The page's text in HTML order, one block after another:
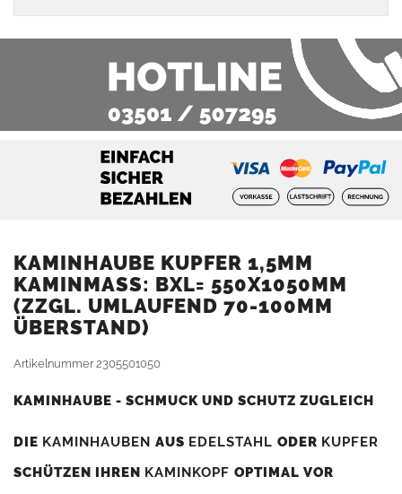
KAMINHAUBE KUPFER 1,5MM
KAMINMASS: BXL= 550X1050MM (
ZZGL. UMLAUFEND 70-100MM Ü
BERSTAND)
Artikelnummer2305501050
KAMINHAUBE - SCHMUCK UND SCHUTZ ZUGLEICH
DIE KAMINHAUBEN AUS EDELSTAHL ODER KUPFER
SCHÜTZEN IHREN KAMINKOPF OPTIMAL VOR